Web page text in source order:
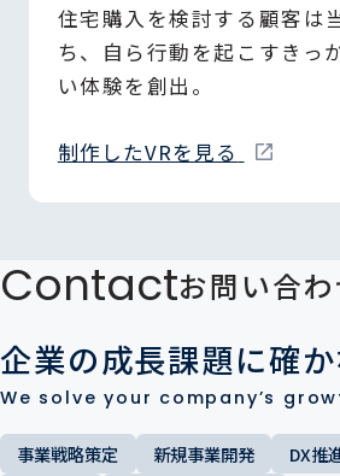
住宅購入を検討する顧客は
ち、自ら行動を起こすきっ
い体験を創出。
制作したVRを見る
Contactお問い合
企業の成長課題に確か
We solve your company’s
事業戦略策定 新規事業開発 DX推